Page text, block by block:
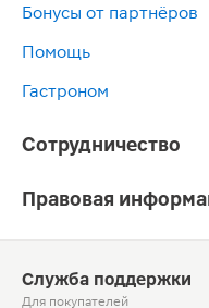
Бонусы от партнёров
Помощь
Гастроном
Сотрудничество
Правовая
Служба поддержки
Для покупателей